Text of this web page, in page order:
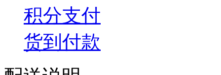
积分支付
货到付款